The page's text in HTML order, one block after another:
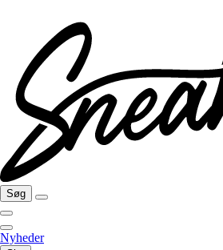
Søg
Nyheder